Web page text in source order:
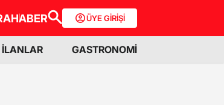
HABER ÜYE GİRİŞİ
İLANLAR GASTRONOMİ